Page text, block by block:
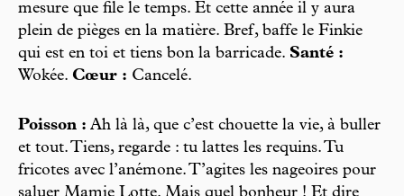
mesure que file le temps. Et cette année il y aura
plein de pièges en la matière. Bref, baffe le Finkie
qui est en toi et tiens bon la barricade. Santé :
Wokée. Cœur : Cancelé.
Poisson : Ah là là, que c’est chouette la vie, à buller
et tout. Tiens, regarde : tu lattes les requins. Tu
fricotes avec l’anémone. T’agites les nageoires pour